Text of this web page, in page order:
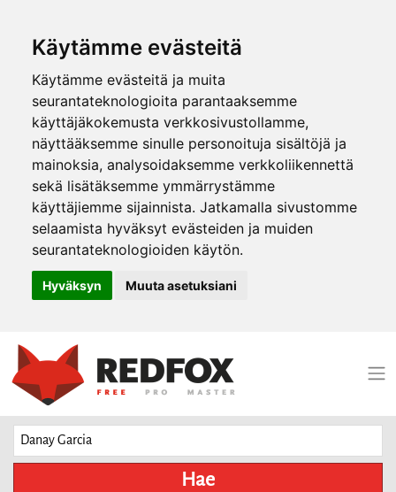
Käytämme evästeitä
Käytämme evästeitä ja muita
seurantateknologioita parantaaksemme
käyttäjäkokemusta verkkosivustollamme,
näyttääksemme sinulle personoituja sisältöjä ja
mainoksia, analysoidaksemme verkkoliikennettä
sekä lisätäksemme ymmärrystämme
käyttäjiemme sijainnista. Jatkamalla sivustomme
selaamista hyväksyt evästeiden ja muiden
seurantateknologioiden käytön.
Hyväksyn Muuta asetuksiani
Hae